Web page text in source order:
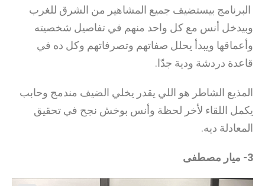
البرنامج بيستضيف جميع المشاهير من الشرق للغرب
وبيدخل أنس مع كل واحد منهم في تفاصيل شخصيته
وأعماقها ويبدأ يحلل صفاتهم وتصرفاتهم وكل ده في
قاعدة دردشة ودية جدّا.
المذيع الشاطر هو اللي يقدر يخلي الضيف مندمج وحابب
يكمل اللقاء لأخر لحظة وأنس بوخش نجح في تحقيق
المعادلة ديه.
3- ميار مصطفى